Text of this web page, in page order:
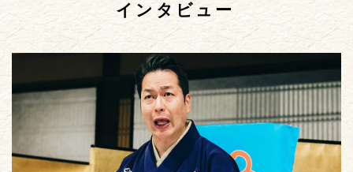
インタビュー